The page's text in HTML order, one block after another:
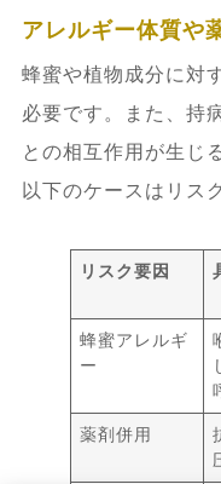
アレルギー体質や
蜂蜜や植物成分に対
必要です。また、持
との相互作用が生じ
以下のケースはリス
リスク要因
蜂蜜アレルギ
ー
薬剤併用